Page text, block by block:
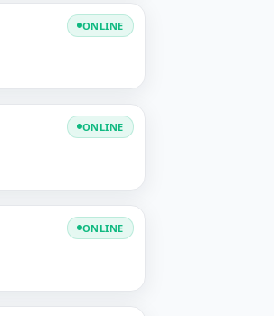
ONLINE
ONLINE
ONLINE